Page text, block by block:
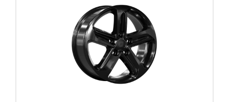
GSM10
Black Glossy
16″ / 18″
Fiat Ducato, ab BJ 2006
Mercedes Sprinter, ab BJ 2006